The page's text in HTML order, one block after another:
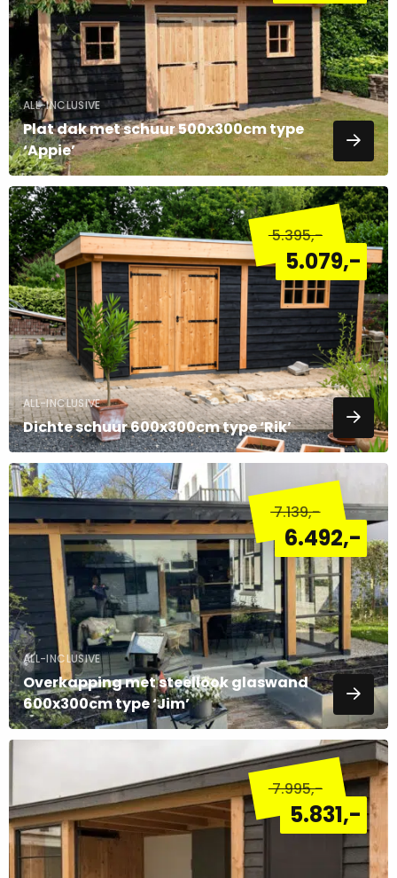
ALL-INCLUSIVE
Plat dak met schuur 500x300cm type
‘Appie’
5.395,-
5.079,-
ALL-INCLUSIVE
Dichte schuur 600x300cm type ‘Rik’
Lees
meer
over
7.139,-
6.492,-
ALL-INCLUSIVE
Overkapping met steellook glaswand
600x300cm type ‘Jim’
Lees
meer
over
7.995,-
5.831,-
Lees
over